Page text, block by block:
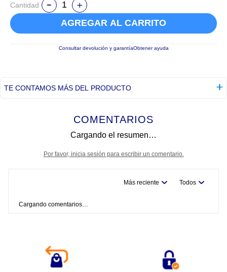
Cantidad
AGREGAR AL CARRITO
Consultar devolución y garantíaObtener ayuda
TE CONTAMOS MÁS DEL PRODUCTO
COMENTARIOS
Cargando el resumen…
Por favor, inicia sesión para escribir un comentario.
Más reciente Todos
Cargando comentarios…